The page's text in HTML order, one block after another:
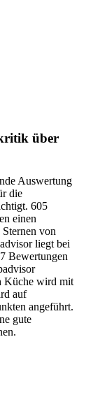
über
Auswertung
die
605
einen
von
liegt bei
Bewertungen
Küche wird mit
auf
angeführt.
gute